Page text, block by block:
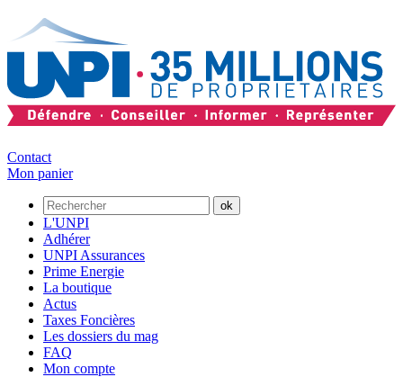
Contact
Mon panier
L'UNPI
Adhérer
UNPI Assurances
Prime Energie
La boutique
Actus
Taxes Foncières
Les dossiers du mag
FAQ
Mon compte